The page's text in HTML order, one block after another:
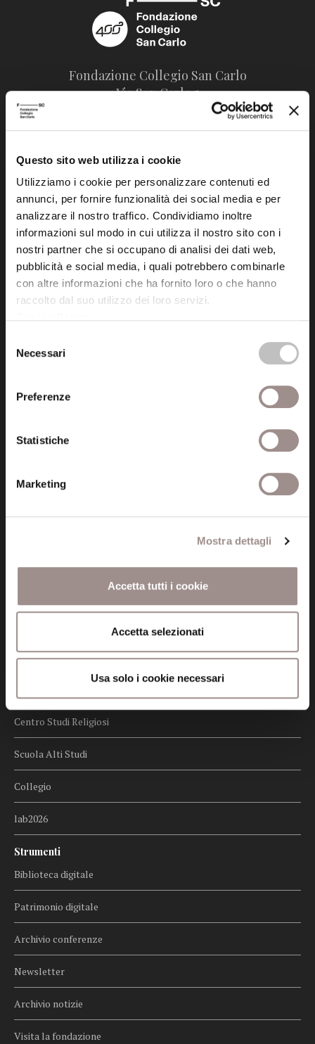
Questo sito web utilizza i cookie
Utilizziamo i cookie per personalizzare contenuti ed
annunci, per fornire funzionalità dei social media e per
analizzare il nostro traffico. Condividiamo inoltre
informazioni sul modo in cui utilizza il nostro sito con i
nostri partner che si occupano di analisi dei dati web,
pubblicità e social media, i quali potrebbero combinarle
con altre informazioni che ha fornito loro o che hanno
raccolto dal suo utilizzo dei loro servizi.
delNecessari
Preferenze
Statistiche
Marketing
Mostra dettagli
Accetta tutti i cookie
Accetta selezionati
Usa solo i cookie necessari
Fondazione Collegio San Carlo
Via San Carlo 5
P.I. 00641060363
tel. 059.421211
info@fondazionesancarlo.it
Posta certificata (PEC)
fondazionecollegiosancarlo@legalmail.it
Seguici
Certificazioni
Whistleblowing
Menu
Biblioteca
Centro Studi Religiosi
Scuola Alti Studi
Collegio
lab2026
Strumenti
Biblioteca digitale
Patrimonio digitale
Archivio conferenze
Newsletter
Archivio notizie
Visita la fondazione